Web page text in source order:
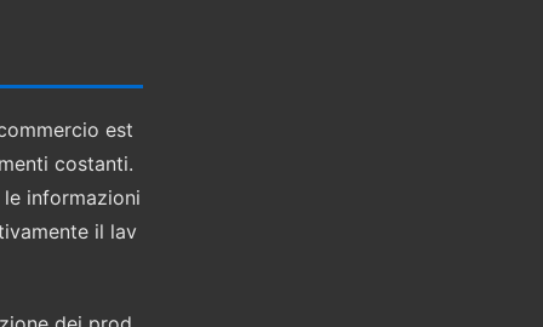
est
costanti.
informazioni
il lav